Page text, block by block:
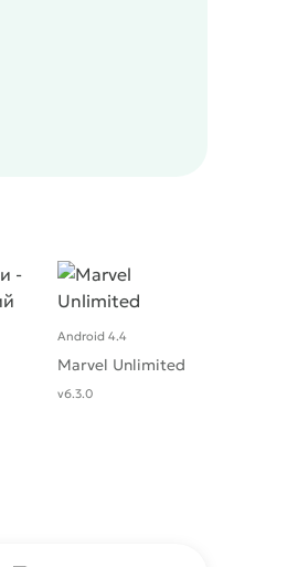
Marvel Unlimited
Android 4.4
v6.3.0